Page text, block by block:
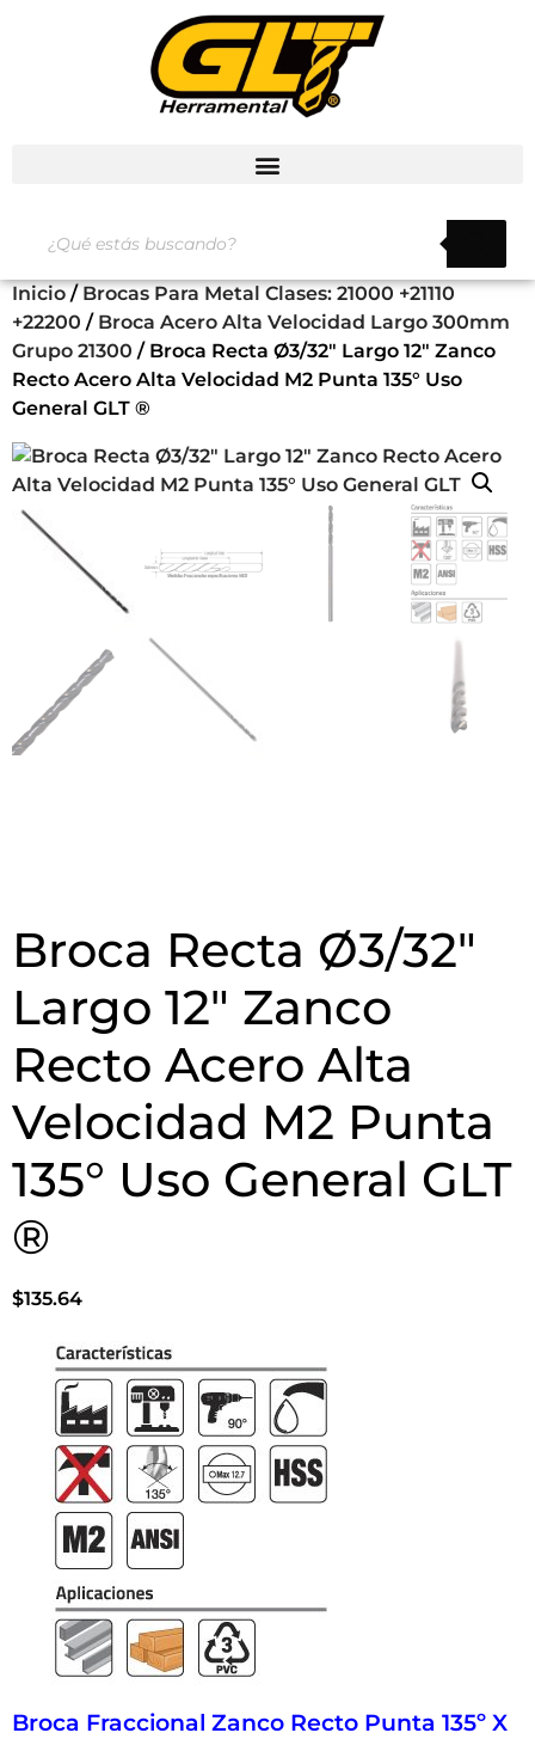
Inicio / Brocas Para Metal Clases: 21000 +21110
+22200 / Broca Acero Alta Velocidad Largo 300mm
Grupo 21300 / Broca Recta Ø3/32″ Largo 12″ Zanco
Recto Acero Alta Velocidad M2 Punta 135° Uso
General GLT ®
Broca Recta Ø3/32″
Largo 12″ Zanco
Recto Acero Alta
Velocidad M2 Punta
135° Uso General GLT
®
$135.64
Broca Fraccional Zanco Recto Punta 135º X